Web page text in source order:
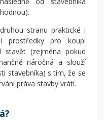
stranu praktické i
prostředky pro koupi
(zejména pokud
náročná a slouží
stavebníka) s tím, že se
práva stavby vrátí.